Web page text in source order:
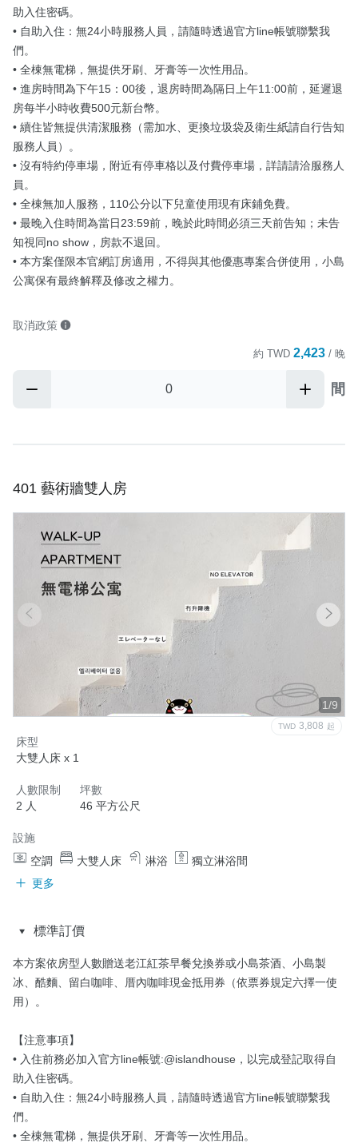
助入住密碼。
• 自助入住：無24小時服務人員，請隨時透過官方line帳號聯繫我
們。
• 全棟無電梯，無提供牙刷、牙膏等一次性用品。
• 進房時間為下午15：00後，退房時間為隔日上午11:00前，延遲退
房每半小時收費500元新台幣。
• 續住皆無提供清潔服務（需加水、更換垃圾袋及衛生紙請自行告知
服務人員）。
• 沒有特約停車場，附近有停車格以及付費停車場，詳請請洽服務人
員。
• 全棟無加人服務，110公分以下兒童使用現有床鋪免費。
• 最晚入住時間為當日23:59前，晚於此時間必須三天前告知；未告
知視同no show，房款不退回。
• 本方案僅限本官網訂房適用，不得與其他優惠專案合併使用，小島
公寓保有最終解釋及修改之權力。
取消政策
約 TWD 2,423 / 晚
間
401 藝術牆雙人房
1/9
TWD 3,808 起
床型
大雙人床 x 1
人數限制
2 人
坪數
46 平方公尺
設施
空調
大雙人床 淋浴
獨立淋浴間
更多
標準訂價
本方案依房型人數贈送老江紅茶早餐兌換券或小島茶酒、小島製
冰、酷麵、留白咖啡、厝內咖啡現金抵用券（依票券規定六擇一使
用）。
【注意事項】
• 入住前務必加入官方line帳號:@islandhouse，以完成登記取得自
助入住密碼。
• 自助入住：無24小時服務人員，請隨時透過官方line帳號聯繫我
們。
• 全棟無電梯，無提供牙刷、牙膏等一次性用品。